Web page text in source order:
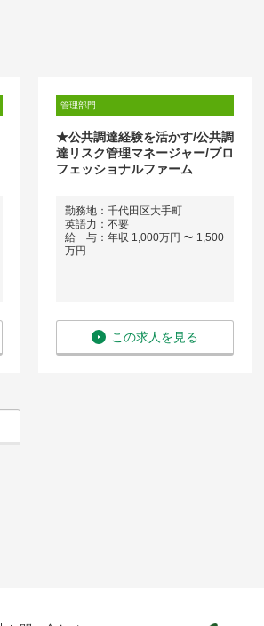
管理部門
★公共調達経験を活かす/公共調
達リスク管理マネージャー/プロ
フェッショナルファーム
勤務地：千代田区大手町
英語力：不要
給 与：年収 1,000万円 〜 1,500
万円
この求人を見る